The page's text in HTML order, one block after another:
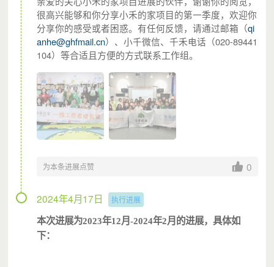
很高兴能够和你分享小禾的家项目的第一季度，欢迎你
分享你的感受或者困惑。有任何反馈，请通过邮箱（qi
anhe@ghfmail.cn） 、小千微信、千禾电话 （020-89441
104） 等合适且方便的方式联系工作组。
为本条进展点赞 0
2024年4月17日 执行进展
本次进展为2023年12月-2024年2月的进展，具体如
下：